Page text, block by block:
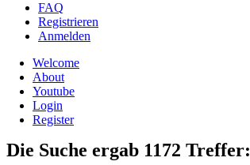
FAQ
Registrieren
Anmelden
Welcome
About
Youtube
Login
Register
Die Suche ergab 1172 Treffer: